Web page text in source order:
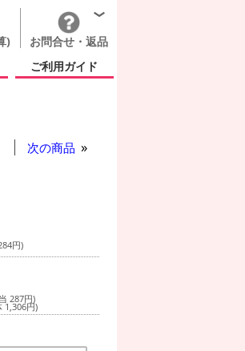
)
お問合せ・返品
ご利用ガイド
次の商品
円)
287円)
1,306円)